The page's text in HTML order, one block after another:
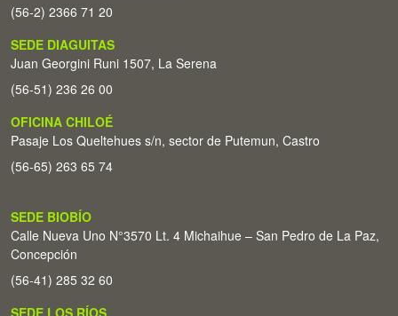
(56-2) 2366 71 20
SEDE DIAGUITAS
Juan Georgini Runi 1507, La Serena
(56-51) 236 26 00
OFICINA CHILOÉ
Pasaje Los Queltehues s/n, sector de Putemun, Castro
(56-65) 263 65 74
SEDE BIOBÍO
Calle Nueva Uno N°3570 Lt. 4 Michaihue – San Pedro de La Paz,
Concepción
(56-41) 285 32 60
SEDE LOS RÍOS